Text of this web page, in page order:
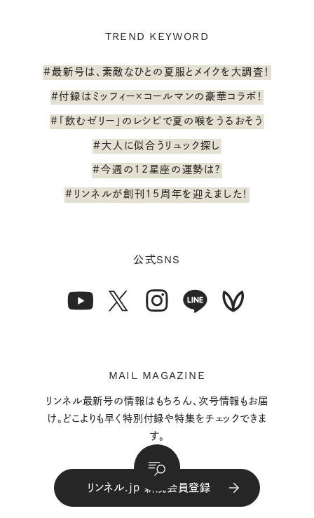
TREND KEYWORD
#最新号は、素敵なひとの夏服とメイクを大調査！
#付録はミッフィー×コールマンの豪華コラボ！
#「飲むゼリー」のレシピで夏の喉をうるおそう
#大人に似合うリュック探し
#今週の12星座の運勢は？
#リンネルが創刊15周年を迎えました！
公式SNS
MAIL MAGAZINE
リンネル最新号の情報はもちろん、次号情報もお届
け。どこよりも早く特別付録や特集をチェックできま
す。
リンネル.jp 新規会員登録